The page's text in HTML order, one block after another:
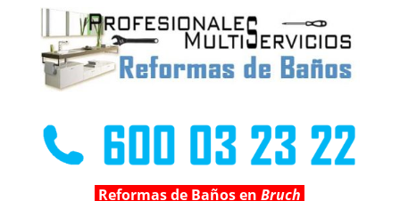
Reformas de Baños enBruch